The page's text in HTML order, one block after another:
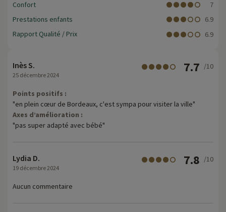
Confort
7
Prestations enfants
6.9
Rapport Qualité / Prix
6.9
Inès S.
25 décembre 2024
7.7 /10
Points positifs :
"en plein cœur de Bordeaux, c'est sympa pour visiter la ville"
Axes d’amélioration :
"pas super adapté avec bébé"
Lydia D.
19 décembre 2024
7.8 /10
Aucun commentaire